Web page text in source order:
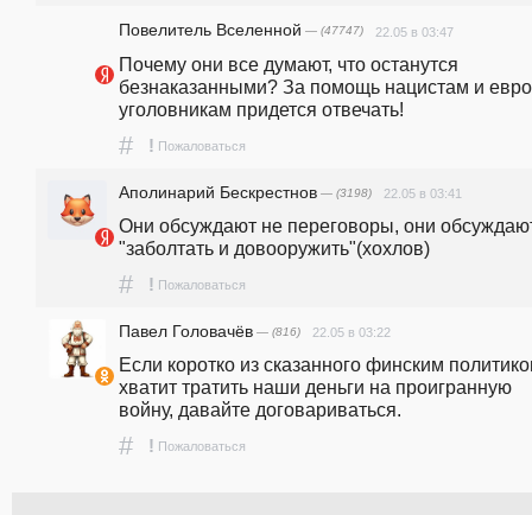
Повелитель Вселенной — (47747) 22.05 в 03:47
Почему они все думают, что останутся
безнаказанными? За помощь нацистам и
уголовникам придется отвечать!
# ! Пожаловаться
Аполинарий Бескрестнов — (3198) 22.05 в 03:41
Они обсуждают не переговоры, они
"заболтать и довооружить"(хохлов)
# ! Пожаловаться
Павел Головачёв — (816) 22.05 в 03:22
Если коротко из сказанного финским
хватит тратить наши деньги на проигранную
войну, давайте договариваться.
# ! Пожаловаться